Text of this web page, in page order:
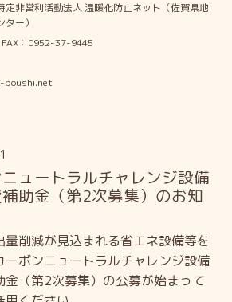
非営利活動法人 温暖化防止ネット（佐賀県地
ー）
：0952-37-9445
boushi.net
ュートラルチャレンジ設備
助金（第2次募集）のお知
削減が見込まれる省エネ設備等を
ーボンニュートラルチャレンジ設備
金（第2次募集）の公募が始まって